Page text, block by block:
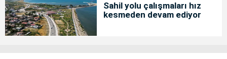
Sahil yolu çalışmaları hız
kesmeden devam ediyor